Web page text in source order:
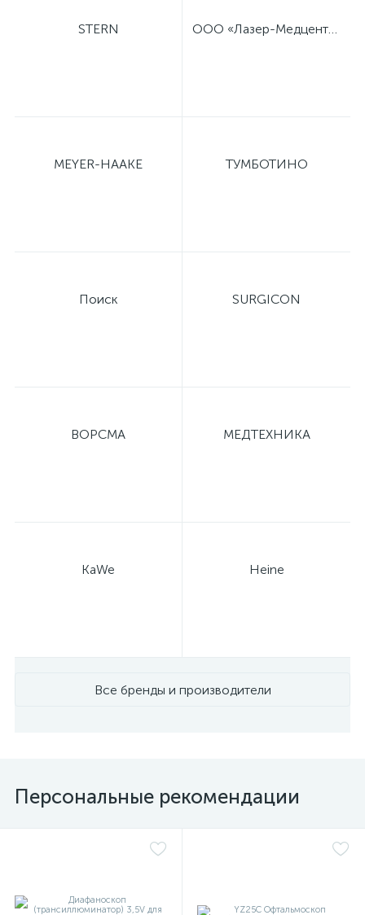
STERN ООО «Лазер-Медцентр»
MEYER-HAAKE ТУМБОТИНО
Поиск SURGICON
ВОРСМА МЕДТЕХНИКА
KaWe Heine
Все бренды и производители
Персональные рекомендации